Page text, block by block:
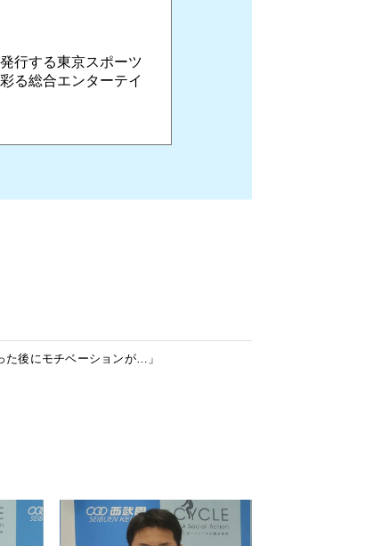
行する東京スポーツ
る総合エンターテイ
た後にモチベーションが…」